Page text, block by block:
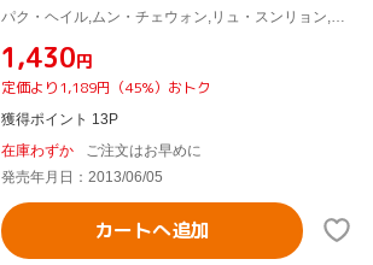
¥1,430円
定価より1,189円（45%）おトク
獲得ポイント 13P
在庫わずか
ご注文はお早めに
発売年月日：2013/06/05
カートへ追加